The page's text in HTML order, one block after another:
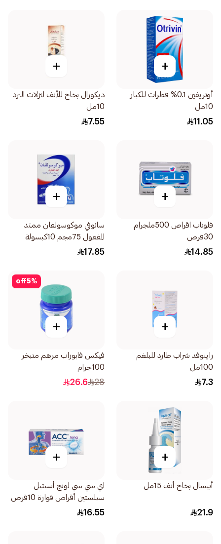
+
أوتريفين 0.1% قطرات للكبار
10مل
11.05
+
ديكوزال بخاخ للأنف لنزلات البرد
10مل
7.55
+
فلوتاب اقراص 500ملجرام
30قرص
14.85
+
سانوفي موكوسولفان ممتد
المفعول 75مجم 10كبسولة
17.85
+
راينوفد شراب طارد للبلغم
100مل
7.3
5%
off
+
فيكس فابوراب مرهم متبخر
100جرام
28
26.6
+
أبيسال بخاخ أنف 15مل
21.9
+
اي سي سي لونج أسيتيل
سيلستين أقراص فوارة 10قرص
16.55